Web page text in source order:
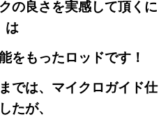
の良さを実感して頂くに
は
をもったロッドです！
では、マイクロガイド仕
たが、